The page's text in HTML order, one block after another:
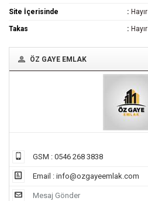
Site İçerisinde Hayır
Takas Hayır
ÖZ GAYE EMLAK
GSM : 0546 268 3838
Email : info@ozgayeemlak.com
Mesaj Gönder